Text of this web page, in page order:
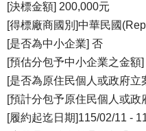
[決標金額] 200,000元
[得標廠商國別]中華民國
[是否為中小企業] 否
[預估分包予中小企業之金額]
[是否為原住民個人或政府立
[預計分包予原住民個人或
[履約起迄日期]115/02/11 -